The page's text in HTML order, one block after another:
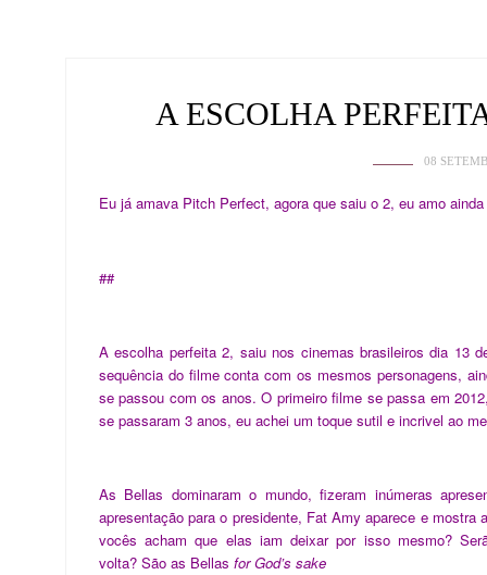
A ESCOLHA
08
Eu já amava Pitch Perfect, agora que saiu o 2, eu amo
##
A escolha perfeita 2, saiu nos cinemas brasileiros dia 13
sequência do filme conta com os mesmos personagens,
se passou com os anos. O primeiro filme se passa em
se passaram 3 anos, eu achei um toque sutil e incrivel ao
As Bellas dominaram o mundo, fizeram inúmeras
apresentação para o presidente, Fat Amy aparece e
vocês acham que elas iam deixar por isso mesmo?
volta? São as Bellas for God’s sake